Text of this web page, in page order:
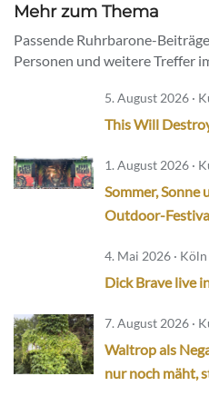
Mehr zum Thema
Passende Ruhrbarone-
Personen und weitere Treffer
5. August 2026 ·
This Will
1. August 2026 ·
Sommer, Sonne
Outdoor-
4. Mai 2026 · Köln
Dick Brave live
7. August 2026 ·
Waltrop als
nur noch mäht,